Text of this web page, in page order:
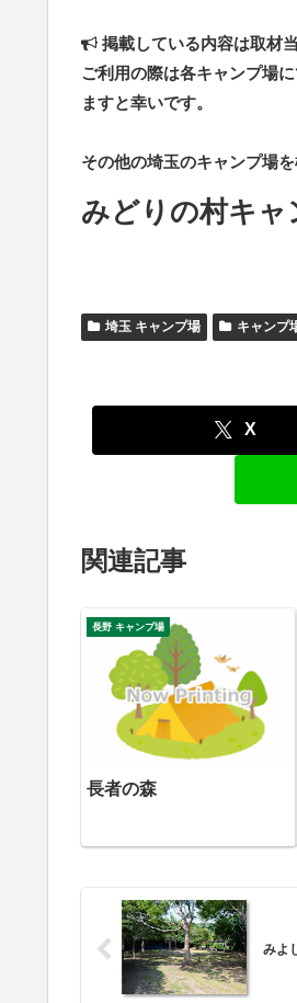
掲載している内容は取材
ご利用の際は各キャンプ場
ますと幸いです。
その他の埼玉のキャンプ
みどりの村キャ
埼玉 キャンプ場 キャンプ
X
関連記事
長野 キャンプ場
長者の森
みよ